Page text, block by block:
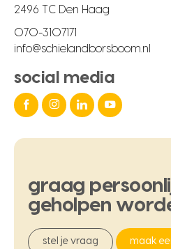
2496 TC Den Haag
070-3107171
info@schielandborsboom.nl
social media
graag
geholpen
stel je vraag maak